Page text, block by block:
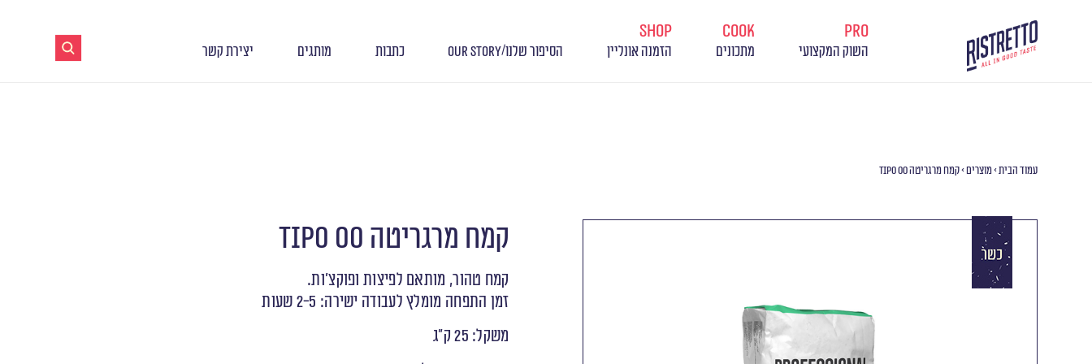
pro
השוק המקצועי
cook
מתכונים
shop
הזמנה אונליין הסיפור שלנו/
OUR STORY כתבות מותגים יצירת קשר
עמוד הבית>מוצרים>קמח מרגריטה TIPO 00
קמח מרגריטה TIPO 00
קמח טהור, מותאם לפיצות ופוקצ’ות.
זמן התפחה מומלץ לעבודה ישירה: 2-5 שעות
משקל: 25 ק״ג